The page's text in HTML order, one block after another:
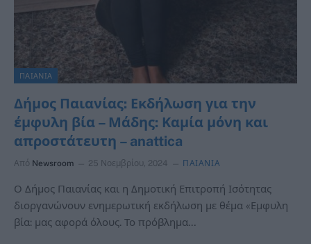
ΠΑΙΑΝΙΑ
Δήμος Παιανίας: Εκδήλωση για την
έμφυλη βία – Μάδης: Καμία μόνη και
απροστάτευτη – anattica
Από Newsroom 25 Νοεμβρίου, 2024 ΠΑΙΑΝΙΑ
Ο Δήμος Παιανίας και η Δημοτική Επιτροπή Ισότητας
διοργανώνουν ενημερωτική εκδήλωση με θέμα «Εμφυλη
βία: μας αφορά όλους. Το πρόβλημα…